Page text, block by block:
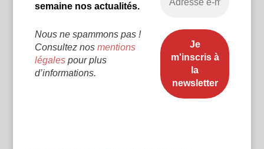
semaine nos actualités.
Nous ne spammons pas !
Consultez nos mentions
légalespour plus
d’informations.